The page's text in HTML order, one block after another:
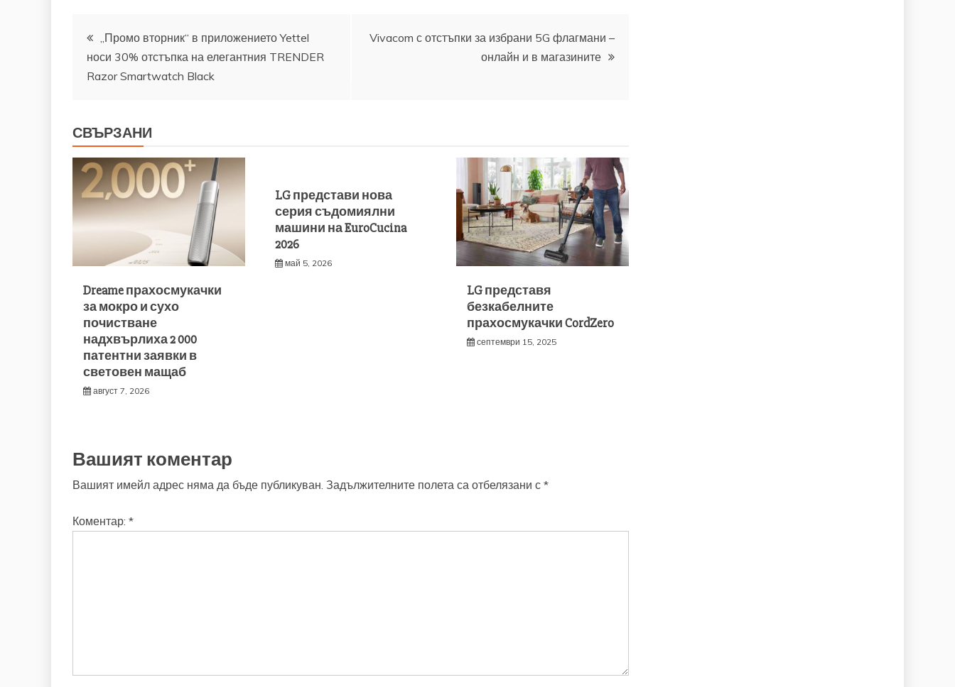
Навигация
„Промо вторник“ в приложението Yettel
носи 30% отстъпка на елегантния TRENDER
Razor Smartwatch Black
Vivacom с отстъпки за избрани 5G флагмани –
онлайн и в магазините
СВЪРЗАНИ
Dreame прахосмукачки
за мокро и сухо
почистване
надхвърлиха 2 000
патентни заявки в
световен мащаб
август 7, 2026
LG представи нова
серия съдомиялни
машини на EuroCucina
2026
май 5, 2026
LG представя
безкабелните
прахосмукачки CordZero
септември 15, 2025
Вашият коментар
Вашият имейл адрес няма да бъде публикуван. Задължителните полета са отбелязани с *
Коментар: *